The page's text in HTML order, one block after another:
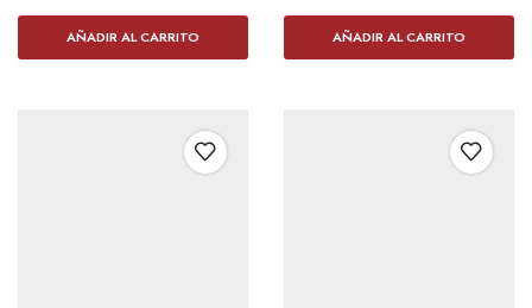
AÑADIR AL CARRITO AÑADIR AL CARRITO